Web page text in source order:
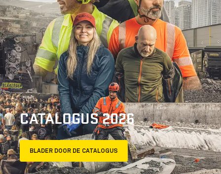
CATALOGUS 2026
BLADER DOOR DE CATALOGUS